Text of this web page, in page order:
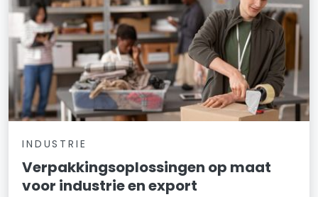
INDUSTRIE
Verpakkingsoplossingen op maat
voor industrie en export